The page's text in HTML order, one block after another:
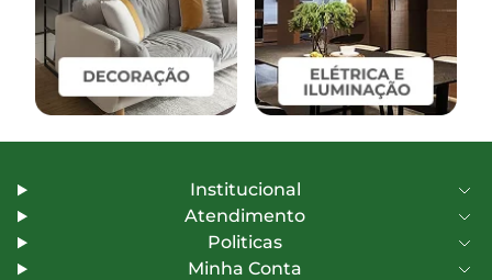
Institucional
Atendimento
Politicas
Minha Conta